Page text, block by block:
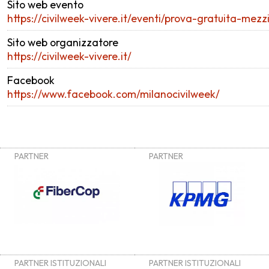
Sito web evento
https://civilweek-vivere.it/eventi/prova-gratuita-
Sito web organizzatore
https://civilweek-vivere.it/
Facebook
https://www.facebook.com/milanocivilweek/